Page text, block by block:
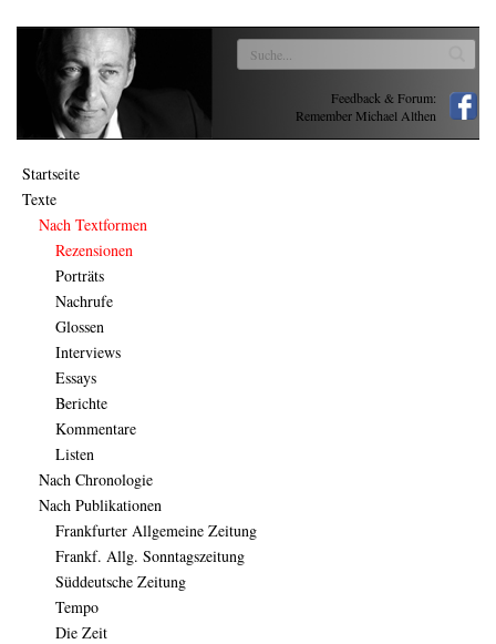
Feedback & Forum:
Remember Michael Althen
Startseite
Texte
Nach Textformen
Rezensionen
Porträts
Nachrufe
Glossen
Interviews
Essays
Berichte
Kommentare
Listen
Nach Chronologie
Nach Publikationen
Frankfurter Allgemeine Zeitung
Frankf. Allg. Sonntagszeitung
Süddeutsche Zeitung
Tempo
Die Zeit